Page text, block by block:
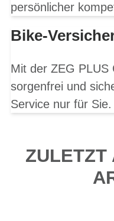
persönlicher
Bike-
Mit der ZEG PLUS
sorgenfrei und
Service nur für Sie.
ZULETZT